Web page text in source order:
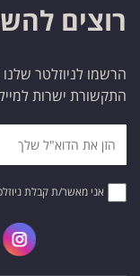
רוצים
הרשמו לניוזלטר
התקשורת ישרות
אני מאשר/ת קבלת